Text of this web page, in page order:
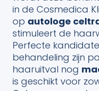
in de Cosmedica
op autologe
stimuleert de
Perfecte
behandeling zijn
haaruitval nog
is geschikt voor